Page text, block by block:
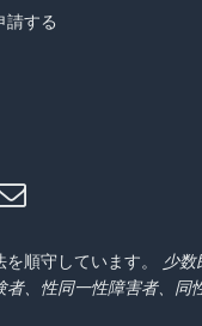
請する
順守しています。
少数
者、性同一性障害者、同